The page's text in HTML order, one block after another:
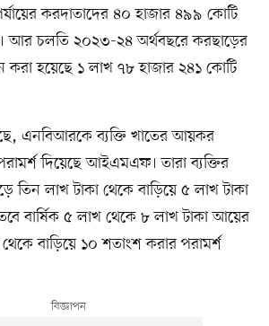
করদাতাদের ৪০ হাজার ৪৯৯ কোটি
আর চলতি ২০২৩-২৪ অর্থবছরে করছাড়ের
করা হয়েছে ১ লাখ ৭৮ হাজার ২৪১ কোটি
এনবিআরকে ব্যক্তি খাতের আয়কর
দিয়েছে আইএমএফ। তারা ব্যক্তির
তিন লাখ টাকা থেকে বাড়িয়ে ৫ লাখ টাকা
বার্ষিক ৫ লাখ থেকে ৮ লাখ টাকা আয়ের
বাড়িয়ে ১০ শতাংশ করার পরামর্শ